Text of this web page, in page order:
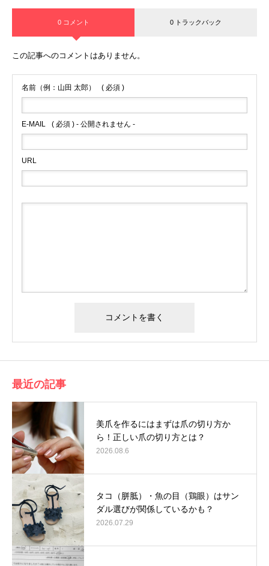
0 コメント 0 トラックバック
この記事へのコメントはありません。
名前（例：山田 太郎） ( 必須 )
E-MAIL ( 必須 ) - 公開されません -
URL
最近の記事
美爪を作るにはまずは爪の切り方か
ら！正しい爪の切り方とは？
2026.08.6
タコ（胼胝）・魚の目（鶏眼）はサン
ダル選びが関係しているかも？
2026.07.29